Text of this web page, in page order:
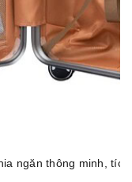
ngăn thông minh,